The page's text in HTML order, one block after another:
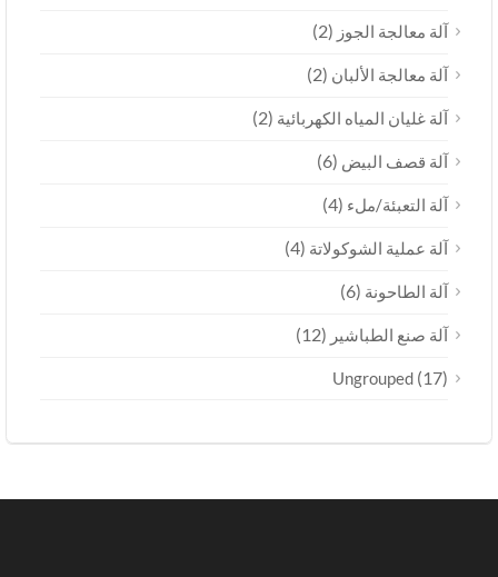
آلة معالجة الجوز(2)
آلة معالجة الألبان(2)
آلة غليان المياه الكهربائية(2)
آلة قصف البيض(6)
آلة التعبئة/ملء(4)
آلة عملية الشوكولاتة(4)
آلة الطاحونة(6)
آلة صنع الطباشير(12)
Ungrouped(17)